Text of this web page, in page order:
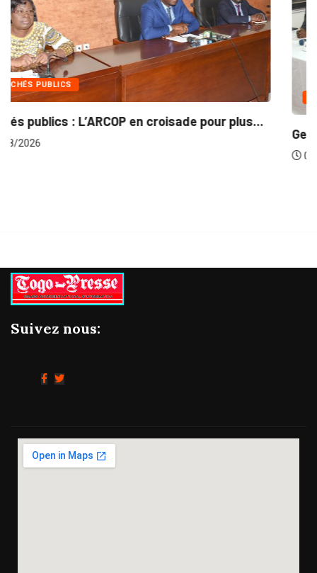
Gestion concertée et durable du Bassin du...
Suivez nous: